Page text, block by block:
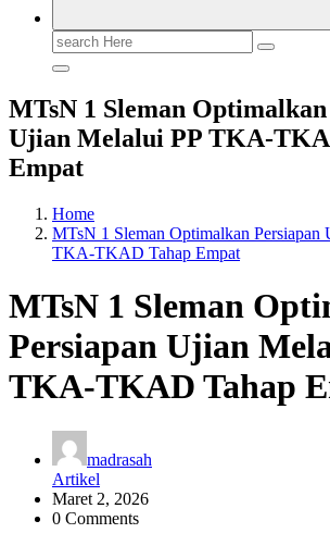
Search
for:
MTsN 1 Sleman
Ujian Melalui PP TKA-
Empat
Home
MTsN 1 Sleman Optimalkan Persiapan
TKA-TKAD Tahap Empat
MTsN 1 Sleman
Persiapan Ujian
TKA-TKAD Tahap
madrasah
Artikel
Maret 2, 2026
0 Comments